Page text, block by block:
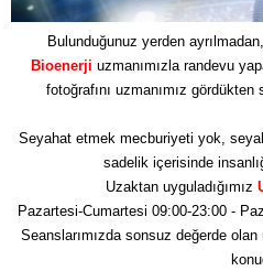
Bulunduğunuz yerden
Bioenerji uzmanımızla randevu
fotoğrafını uzmanımız
Seyahat etmek mecburiyeti yok,
sadelik içerisinde
Uzaktan uyguladığımız
Pazartesi-Cumartesi 09:00-23:00 -
Seanslarımızda sonsuz değerde